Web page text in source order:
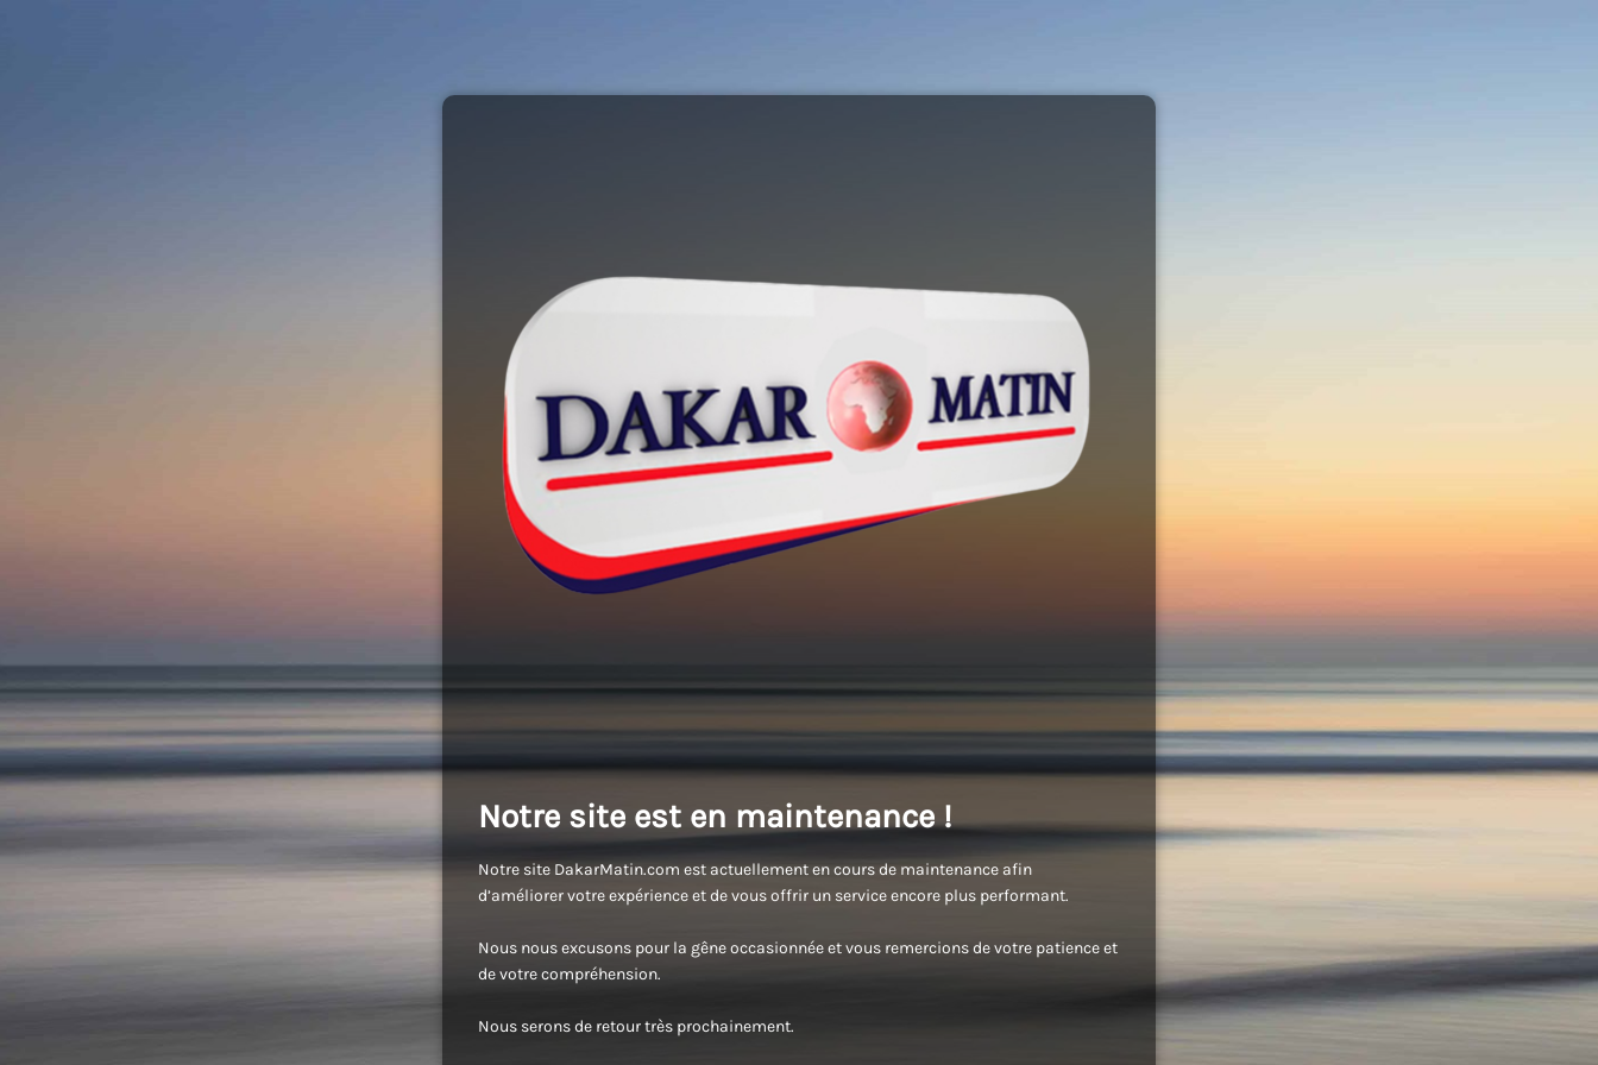
Notre site est en maintenance !
Notre site DakarMatin.com est actuellement en cours de maintenance afin
d’améliorer votre expérience et de vous offrir un service encore plus performant.
Nous nous excusons pour la gêne occasionnée et vous remercions de votre patience et
de votre compréhension.
Nous serons de retour très prochainement.